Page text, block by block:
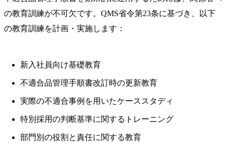
の教育訓練が不可欠です。QMS省令第23条に基づき、以下
の教育訓練を計画・実施します：
新入社員向け基礎教育
不適合品管理手順書改訂時の更新教育
実際の不適合事例を用いたケーススタディ
特別採用の判断基準に関するトレーニング
部門別の役割と責任に関する教育